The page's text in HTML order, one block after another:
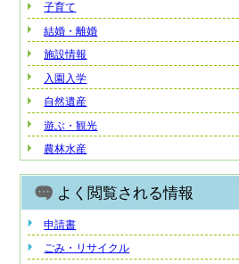
子育て
結婚・離婚
施設情報
入園入学
自然遺産
遊ぶ・観光
農林水産
よく閲覧される情報
申請書
ごみ・リサイクル